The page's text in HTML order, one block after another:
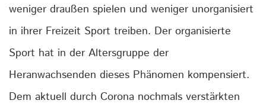
weniger draußen spielen und weniger unorganisiert
in ihrer Freizeit Sport treiben. Der organisierte
Sport hat in der Altersgruppe der
Heranwachsenden dieses Phänomen kompensiert.
Dem aktuell durch Corona nochmals verstärkten